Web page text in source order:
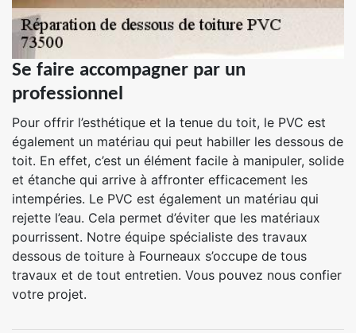
Se faire accompagner par un
professionnel
Pour offrir l’esthétique et la tenue du toit, le PVC est
également un matériau qui peut habiller les dessous de
toit. En effet, c’est un élément facile à manipuler, solide
et étanche qui arrive à affronter efficacement les
intempéries. Le PVC est également un matériau qui
rejette l’eau. Cela permet d’éviter que les matériaux
pourrissent. Notre équipe spécialiste des travaux
dessous de toiture à Fourneaux s’occupe de tous
travaux et de tout entretien. Vous pouvez nous confier
votre projet.